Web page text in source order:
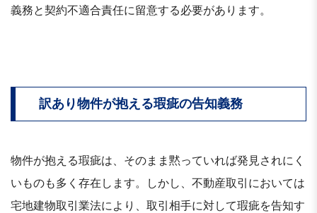
義務と契約不適合責任に留意する必要があります。
訳あり物件が抱える瑕疵の告知義務
物件が抱える瑕疵は、そのまま黙っていれば発見されにく
いものも多く存在します。しかし、不動産取引においては
宅地建物取引業法により、取引相手に対して瑕疵を告知す